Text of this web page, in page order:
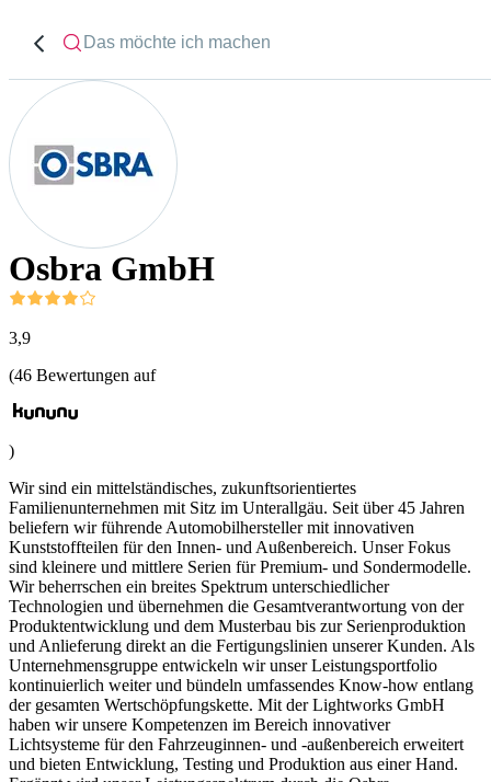
Osbra GmbH
3,9
(46 Bewertungen auf
)
Wir sind ein mittelständisches, zukunftsorientiertes
Familienunternehmen mit Sitz im Unterallgäu. Seit über 45 Jahren
beliefern wir führende Automobilhersteller mit innovativen
Kunststoffteilen für den Innen- und Außenbereich. Unser Fokus
sind kleinere und mittlere Serien für Premium- und Sondermodelle.
Wir beherrschen ein breites Spektrum unterschiedlicher
Technologien und übernehmen die Gesamtverantwortung von der
Produktentwicklung und dem Musterbau bis zur Serienproduktion
und Anlieferung direkt an die Fertigungslinien unserer Kunden. Als
Unternehmensgruppe entwickeln wir unser Leistungsportfolio
kontinuierlich weiter und bündeln umfassendes Know-how entlang
der gesamten Wertschöpfungskette. Mit der Lightworks GmbH
haben wir unsere Kompetenzen im Bereich innovativer
Lichtsysteme für den Fahrzeuginnen- und -außenbereich erweitert
und bieten Entwicklung, Testing und Produktion aus einer Hand.